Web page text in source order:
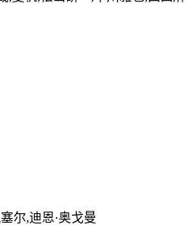
尔,迪恩·奥戈曼